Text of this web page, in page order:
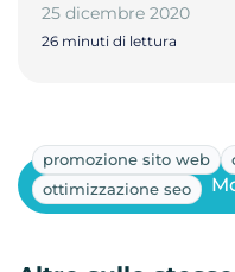
25 dicembre 2020
26 minuti di lettura
promozione sito web
ottimizzazione seo